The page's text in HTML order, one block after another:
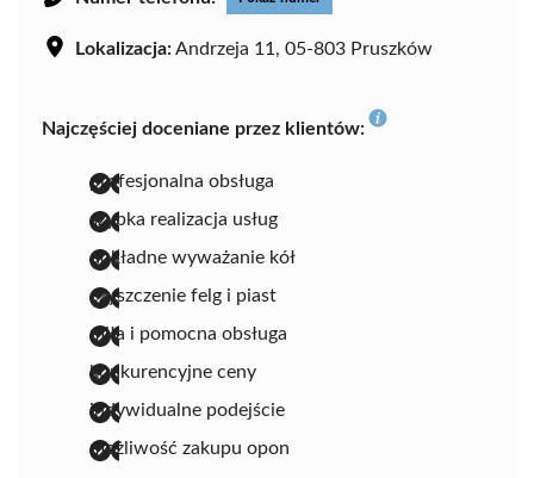
Lokalizacja:Andrzeja 11, 05-803 Pruszków
Najczęściej doceniane przez klientów:
profesjonalna obsługa
szybka realizacja usług
dokładne wyważanie kół
czyszczenie felg i piast
miła i pomocna obsługa
konkurencyjne ceny
indywidualne podejście
możliwość zakupu opon